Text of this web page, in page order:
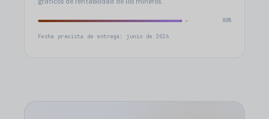
80%
Fecha prevista de entrega: junio de 2026